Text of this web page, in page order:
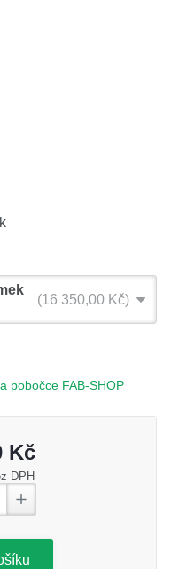
16 350,00 Kč
pobočce FAB-SHOP
Kč
DPH